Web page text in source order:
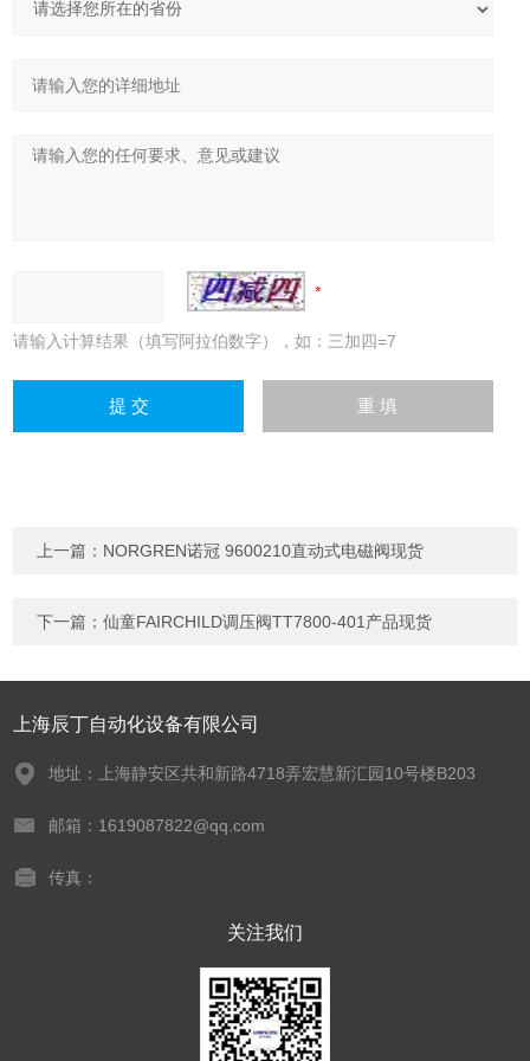
请输入计算结果（填写阿拉伯数字），如：三加四=7
上一篇： NORGREN诺冠 9600210直动式电磁阀现货
下一篇：仙童FAIRCHILD调压阀TT7800-401产品现货
上海辰丁自动化设备有限公司
地址：上海静安区共和新路4718弄宏慧新汇园10号楼B203
邮箱：1619087822@qq.com
传真：
关注我们